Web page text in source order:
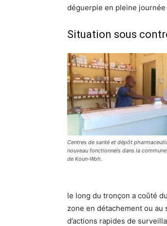
déguerpie en pleine
Situation sous
Centres de santé et dépôt
nouveau fonctionnels dans la commune
de Koun-Woh.
le long du tronçon a coûté
zone en détachement ou au
d’actions rapides de